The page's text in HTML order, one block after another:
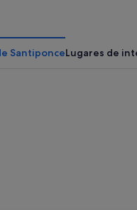
hoteles
en Santiponce
Algaba
La Algaba
SantiponceLugares de